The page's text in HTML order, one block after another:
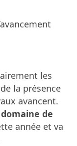
les
la présence
avancent.
de
année et va